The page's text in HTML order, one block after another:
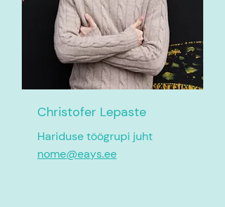
Christofer Lepaste
Hariduse töögrupi juht
nome@eays.ee